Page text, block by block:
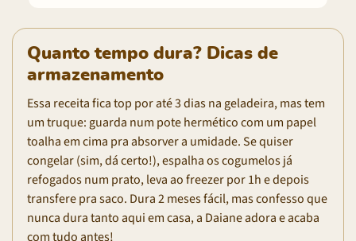
Quanto tempo dura? Dicas de
armazenamento
Essa receita fica top por até 3 dias na geladeira, mas tem
um truque: guarda num pote hermético com um papel
toalha em cima pra absorver a umidade. Se quiser
congelar (sim, dá certo!), espalha os cogumelos já
refogados num prato, leva ao freezer por 1h e depois
transfere pra saco. Dura 2 meses fácil, mas confesso que
nunca dura tanto aqui em casa, a Daiane adora e acaba
com tudo antes!